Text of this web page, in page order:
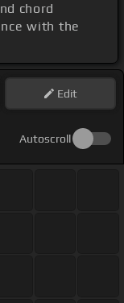
chord
with the
Edit
Autoscroll